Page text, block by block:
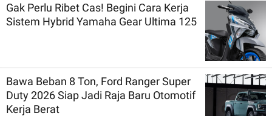
Gak Perlu Ribet Cas! Begini Cara Kerja
Sistem Hybrid Yamaha Gear Ultima 125
Bawa Beban 8 Ton, Ford Ranger Super
Duty 2026 Siap Jadi Raja Baru Otomotif
Kerja Berat